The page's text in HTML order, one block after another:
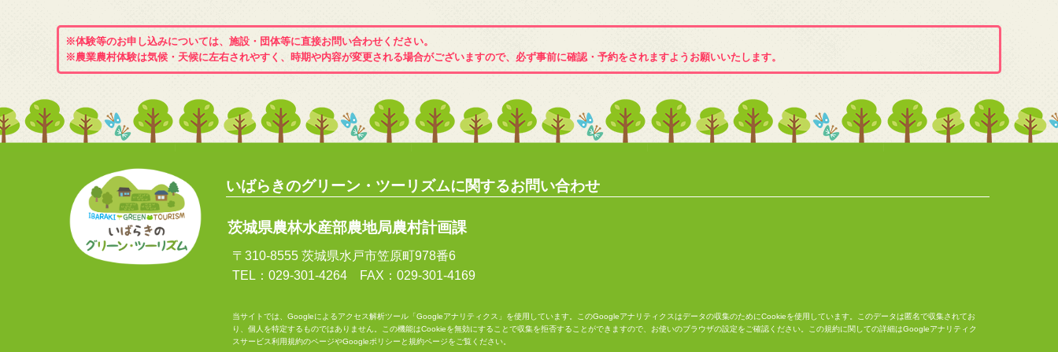
※体験等のお申し込みについては、施設・団体等に直接お問い合わせください。
※農業農村体験は気候・天候に左右されやすく、時期や内容が変更される場合がございますので、必ず事前に確認・予約をされますようお願いいたします。
いばらきのグリーン・ツーリズムに関するお問い合わせ
茨城県農林水産部農地局農村計画課
〒310-8555 茨城県水戸市笠原町978番6
TEL：029-301-4264 FAX：029-301-4169
当サイトでは、Googleによるアクセス解析ツール「Googleアナリティクス」を使用しています。このGoogleアナリティクスはデータの収集のためにCookieを使用しています。このデータは匿名で収集されてお
り、個人を特定するものではありません。この機能はCookieを無効にすることで収集を拒否することができますので、お使いのブラウザの設定をご確認ください。この規約に関しての詳細はGoogleアナリティク
スサービス利用規約のページやGoogleポリシーと規約ページをご覧ください。